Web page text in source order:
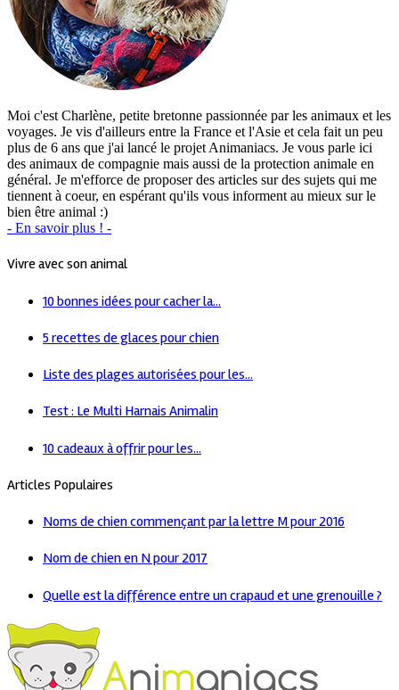
Moi c'est Charlène, petite bretonne passionnée par les animaux et les
voyages. Je vis d'ailleurs entre la France et l'Asie et cela fait un peu
plus de 6 ans que j'ai lancé le projet Animaniacs. Je vous parle ici
des animaux de compagnie mais aussi de la protection animale en
général. Je m'efforce de proposer des articles sur des sujets qui me
tiennent à coeur, en espérant qu'ils vous informent au mieux sur le
bien être animal :)
- En savoir plus ! -
Vivre avec son animal
10 bonnes idées pour cacher la...
5 recettes de glaces pour chien
Liste des plages autorisées pour les...
Test : Le Multi Harnais Animalin
10 cadeaux à offrir pour les...
Articles Populaires
Noms de chien commençant par la lettre M pour 2016
Nom de chien en N pour 2017
Quelle est la différence entre un crapaud et une grenouille ?